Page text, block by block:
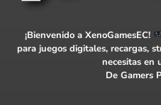
¡Bienvenido a XenoGamesEC!
para juegos digitales, recargas,
necesitas en
De Gamers